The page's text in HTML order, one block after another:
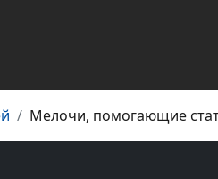
Мелочи, помогающие